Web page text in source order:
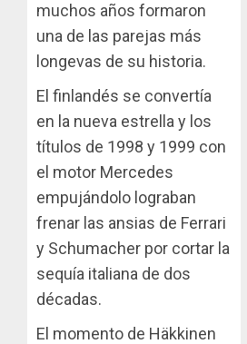
muchos años formaron
una de las parejas más
longevas de su historia.
El finlandés se convertía
en la nueva estrella y los
títulos de 1998 y 1999 con
el motor Mercedes
empujándolo lograban
frenar las ansias de Ferrari
y Schumacher por cortar la
sequía italiana de dos
décadas.
El momento de Häkkinen